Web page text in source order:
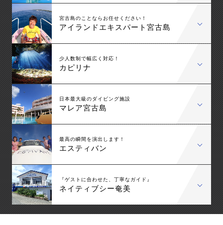
宮古島のことならお任せください！
アイランドエキスパート宮古島
少人数制で幅広く対応！
カピリナ
日本最大級のダイビング施設
マレア宮古島
最高の瞬間を演出します！
エスティバン
『ゲストに合わせた、丁寧なガイド』
ネイティブシー奄美